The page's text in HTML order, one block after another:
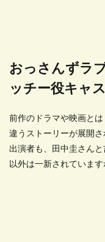
おっさんずラ
ッチー役キャ
前作のドラマや映画とは
違うストーリーが展開
出演者も、田中圭さん
以外は一新されています